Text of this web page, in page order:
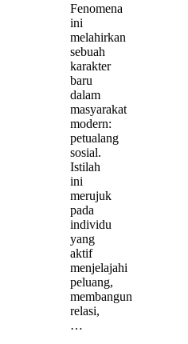
Fenomena
ini
melahirkan
sebuah
karakter
baru
dalam
masyarakat
modern:
petualang
sosial.
Istilah
ini
merujuk
pada
individu
yang
aktif
menjelajahi
peluang,
membangun
relasi,
…